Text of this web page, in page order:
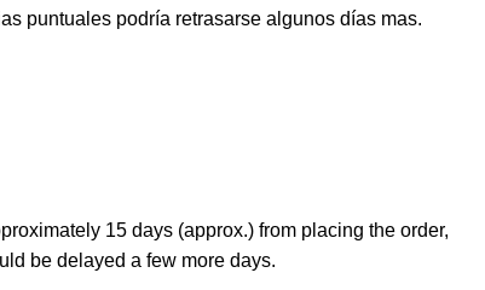
puntuales podría retrasarse algunos días mas.
15 days (approx.) from placing the order,
be delayed a few more days.